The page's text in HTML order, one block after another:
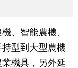
、智能農機、
型到大型農機
機具，另外延